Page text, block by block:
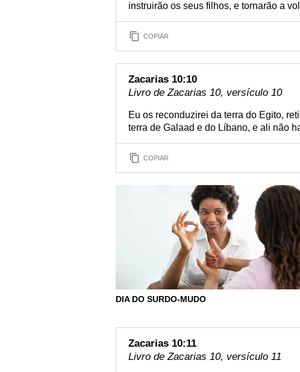
instruirão os seus filhos, e tornarão a
COPIAR
Zacarias 10:10
Livro de Zacarias 10, versículo 10
Eu os reconduzirei da terra do Egito,
terra de Galaad e do Líbano, e ali não
COPIAR
DIA DO SURDO-MUDO
Zacarias 10:11
Livro de Zacarias 10, versículo 11